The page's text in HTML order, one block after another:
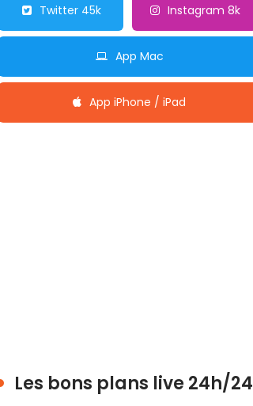
Twitter 45k Instagram 8k
App Mac
App iPhone / iPad
Les bons plans live 24h/24